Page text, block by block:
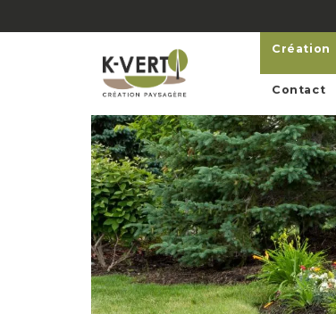
Création
Contact